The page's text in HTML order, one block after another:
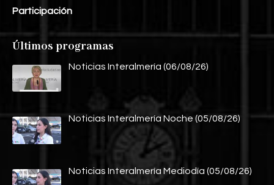
Participación
Últimos programas
Noticias Interalmería (06/08/26)
Noticias Interalmería Noche (05/08/26)
Noticias Interalmería Mediodía (05/08/26)